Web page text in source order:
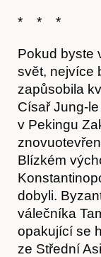
* * *
Pokud byste
svět, nejvíce
zapůsobila
Císař Jung-
v Pekingu
Blízkém
dobyli.
válečníka
opakující se
ze Střední